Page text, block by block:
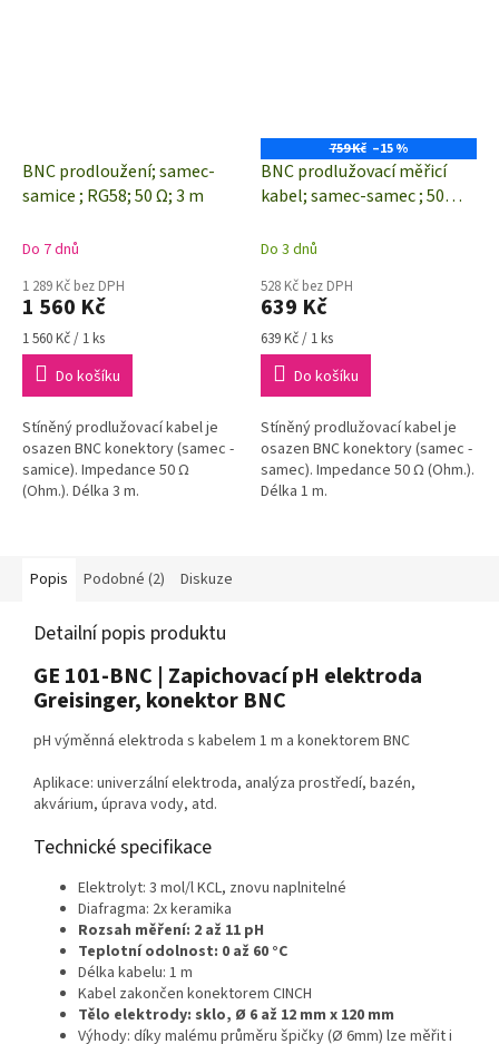
BNC prodloužení; samec-
samice ; RG58; 50 Ω; 3 m
Do 7 dnů
1 289 Kč bez DPH
1 560 Kč
Měrná
cena:
1 560 Kč / 1 ks
Do košíku
Stíněný prodlužovací kabel je
osazen BNC konektory (samec -
samice). Impedance 50 Ω
(Ohm.). Délka 3 m.
759 Kč –15 %
BNC prodlužovací měřicí
kabel; samec-samec ; 50
Do 3 dnů
528 Kč bez DPH
639 Kč
Měrná
cena:
639 Kč / 1 ks
Do košíku
Stíněný prodlužovací kabel je
osazen BNC konektory (samec -
samec). Impedance 50 Ω (Ohm.).
Délka 1 m.
Popis Podobné (2) Diskuze
Detailní popis produktu
GE 101-BNC | Zapichovací pH elektroda
Greisinger, konektor BNC
pH výměnná elektroda s kabelem 1 m a konektorem BNC
Aplikace: univerzální elektroda, analýza prostředí, bazén,
akvárium, úprava vody, atd.
Technické specifikace
Elektrolyt: 3 mol/l KCL, znovu naplnitelné
Diafragma: 2x keramika
Rozsah měření: 2 až 11 pH
Teplotní odolnost: 0 až 60 °C
Délka kabelu: 1 m
Kabel zakončen konektorem CINCH
Tělo elektrody: sklo, Ø 6 až 12 mm x 120 mm
Výhody: díky malému průměru špičky (Ø 6mm) lze měřit i